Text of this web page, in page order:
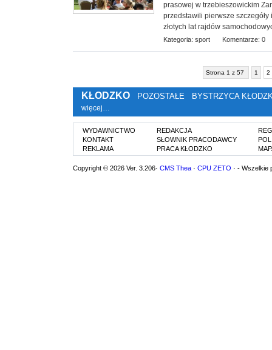
prasowej w trzebieszowickim
przedstawili pierwsze
złotych lat rajdów
Kategoria: sport Komentarze: 0
Strona 1 z 57 1 2
KŁODZKO POZOSTAŁE BYSTRZYCA
więcej…
WYDAWNICTWO
KONTAKT
REKLAMA
REDAKCJA
SŁOWNIK PRACODAWCY
PRACA KŁODZKO
Copyright © 2026 Ver. 3.206· CMS Thea · CPU ZETO · - Wszelkie